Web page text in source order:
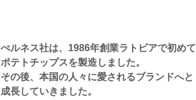
ぺルネス社は、1986年創業ラトビアで初めて
ポテトチップスを製造しました。
その後、本国の人々に愛されるブランドへと
成長していきました。